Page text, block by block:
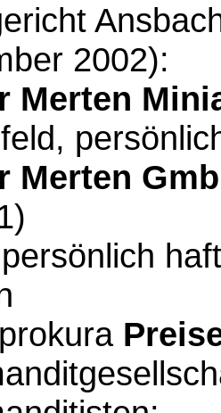
2002):
Merten
Merten